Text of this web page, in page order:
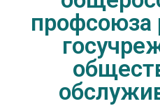
профсоюза